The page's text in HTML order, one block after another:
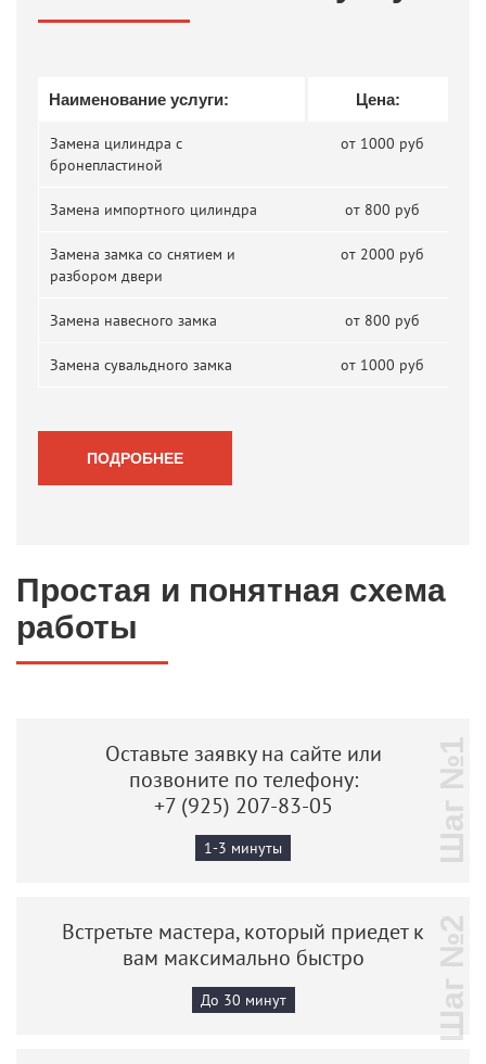
Простая и понятная схема
работы
Оставьте заявку на сайте или
позвоните по телефону:
+7 (925) 207-83-05
1-3 минуты Шаг №1
Встретьте мастера, который приедет к
вам максимально быстро
До 30 минут Шаг №2
Наименование услуги: Цена:
Замена цилиндра с
бронепластиной
от 1000 руб
Замена импортного цилиндра от 800 руб
Замена замка со снятием и
разбором двери
от 2000 руб
Замена навесного замка от 800 руб
Замена сувальдного замка от 1000 руб
ПОДРОБНЕЕ